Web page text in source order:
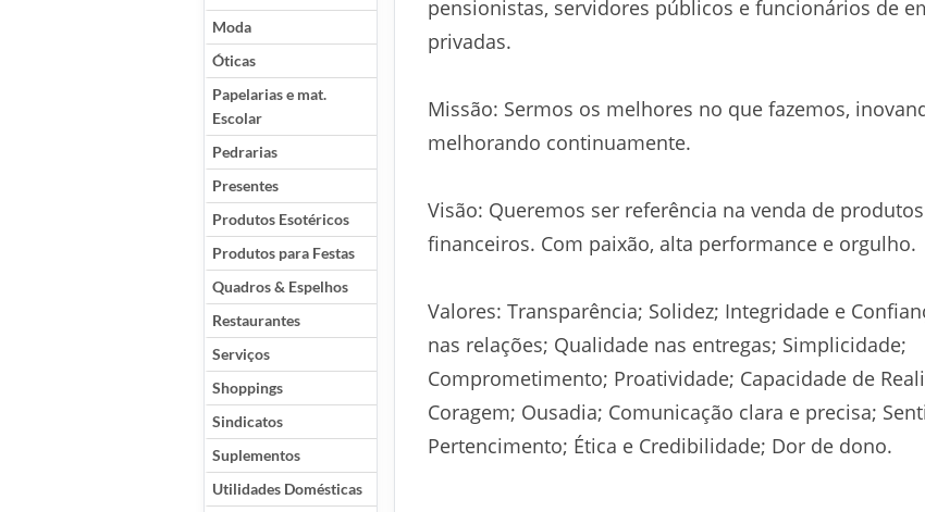
Moda
Óticas
Papelarias e mat.
Escolar
Pedrarias
Presentes
Produtos Esotéricos
Produtos para Festas
Quadros & Espelhos
Restaurantes
Serviços
Shoppings
Sindicatos
Suplementos
Utilidades Domésticas
pensionistas, servidores públicos e funcionários de
privadas.
Missão: Sermos os melhores no que fazemos,
melhorando continuamente.
Visão: Queremos ser referência na venda de
financeiros. Com paixão, alta performance e orgulho.
Valores: Transparência; Solidez; Integridade e
nas relações; Qualidade nas entregas; Simplicidade;
Comprometimento; Proatividade; Capacidade de
Coragem; Ousadia; Comunicação clara e precisa;
Pertencimento; Ética e Credibilidade; Dor de dono.